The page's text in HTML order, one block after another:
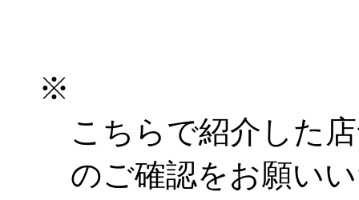
※
こちらで紹介した
のご確認をお願い